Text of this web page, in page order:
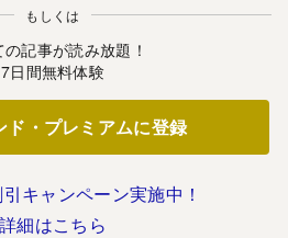
もしくは
記事が読み放題！
7日間無料体験
ド・プレミアムに登録
キャンペーン実施中！
詳細はこちら